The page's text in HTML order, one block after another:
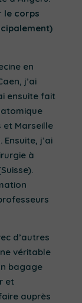
le corps
en
j’ai
ensuite fait
et Marseille
j’ai
à
d’autres
véritable
bagage
et
auprès